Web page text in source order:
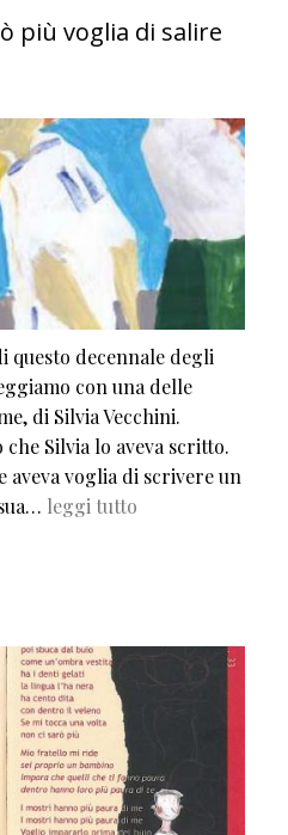
più voglia di salire
questo decennale degli
con una delle
di Silvia Vecchini.
Silvia lo aveva scritto.
aveva voglia di scrivere un
leggi tutto